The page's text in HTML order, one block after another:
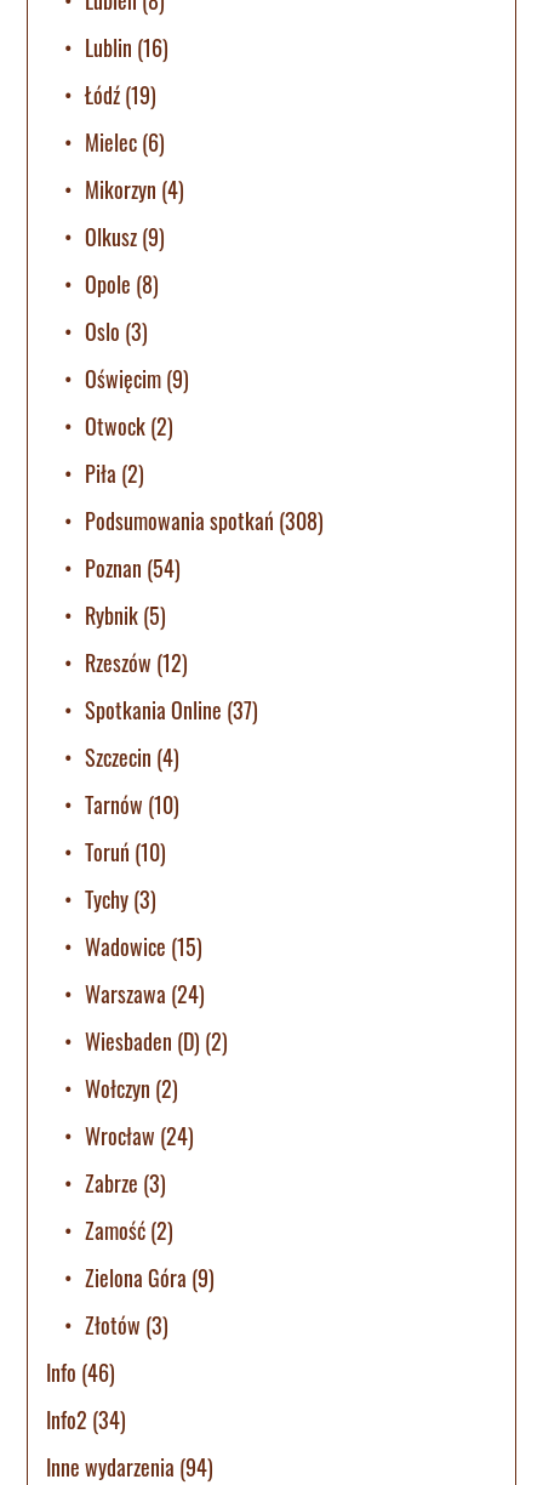
Lublin (16)
Łódź(19)
Mielec(6)
Mikorzyn (4)
Olkusz(9)
Opole (8)
Oslo (3)
Oświęcim(9)
Otwock(2)
Piła (2)
Podsumowania spotkań (308)
Poznan (54)
Rybnik(5)
Rzeszów (12)
Spotkania Online (37)
Szczecin (4)
Tarnów (10)
Toruń (10)
Tychy(3)
Wadowice (15)
Warszawa (24)
Wiesbaden (D) (2)
Wołczyn (2)
Wrocław (24)
Zabrze (3)
Zamość(2)
Zielona Góra (9)
Złotów (3)
Info (46)
Info2 (34)
Inne wydarzenia (94)